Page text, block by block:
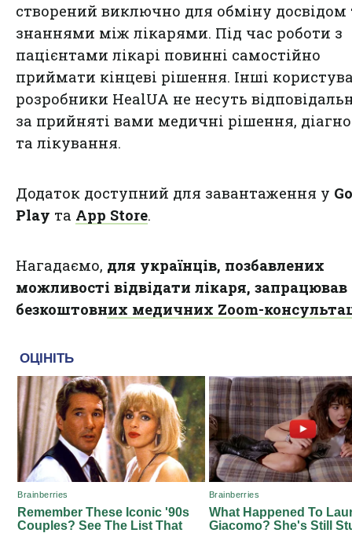
створений виключно для обміну досвідом
знаннями між лікарями. Під час роботи з
пацієнтами лікарі повинні самостійно
приймати кінцеві рішення. Інші
розробники HealUA не несуть
за прийняті вами медичні рішення,
та лікування.
Додаток доступний для завантаження у
Play та App Store.
Нагадаємо, для українців, позбавлених
можливості відвідати лікаря, запрацював
безкоштовних медичних Zoom-